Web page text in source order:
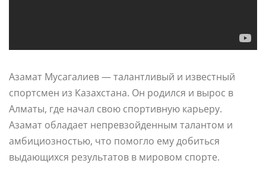
Азамат Мусагалиев — талантливый и известный
спортсмен из Казахстана. Он родился и вырос в
Алматы, где начал свою спортивную карьеру.
Азамат обладает непревзойденным талантом и
амбициозностью, что помогло ему добиться
выдающихся результатов в мировом спорте.